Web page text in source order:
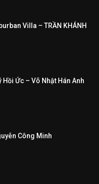
Villa – TRẦN KHÁNH
Hồi Ức – Võ Nhật Hán Anh
Công Minh